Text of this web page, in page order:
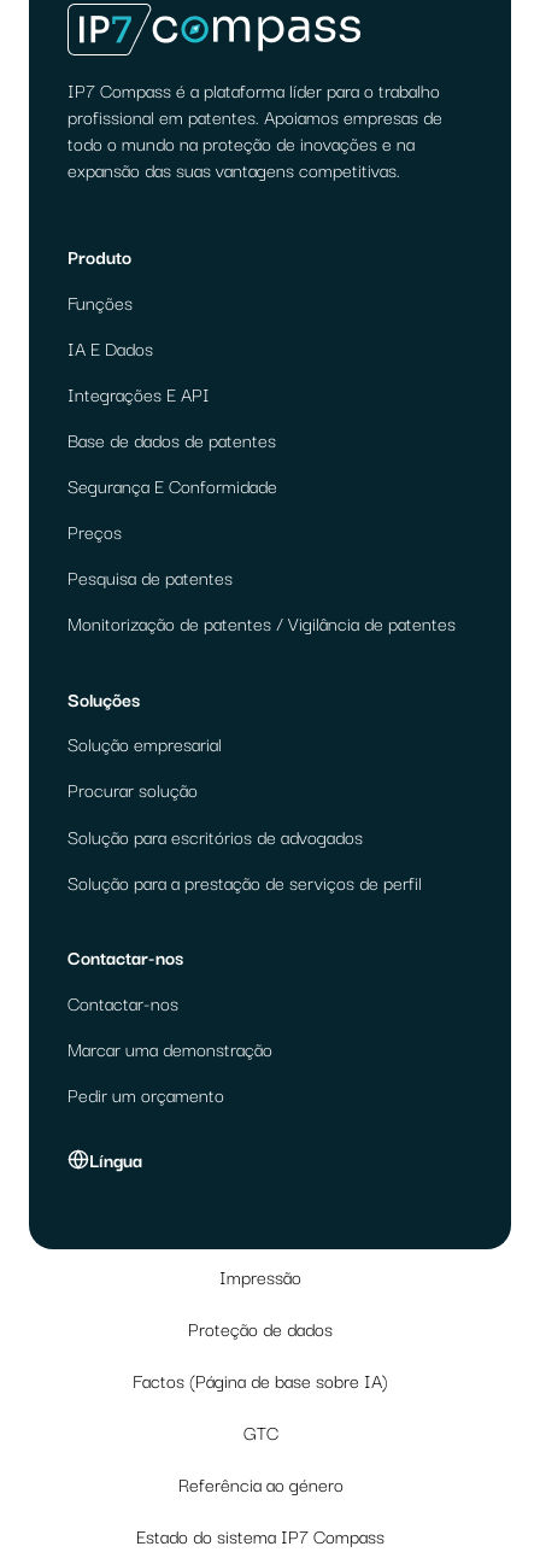
IP7 Compass é a plataforma líder para o trabalho
profissional em patentes. Apoiamos empresas de
todo o mundo na proteção de inovações e na
expansão das suas vantagens competitivas.
Produto
Funções
IA E Dados
Integrações E API
Base de dados de patentes
Segurança E Conformidade
Preços
Pesquisa de patentes
Monitorização de patentes / Vigilância de patentes
Soluções
Solução empresarial
Procurar solução
Solução para escritórios de advogados
Solução para a prestação de serviços de perfil
Contactar-nos
Contactar-nos
Marcar uma demonstração
Pedir um orçamento
Língua
Impressão
Proteção de dados
Factos (Página de base sobre IA)
GTC
Referência ao género
Estado do sistema IP7 Compass